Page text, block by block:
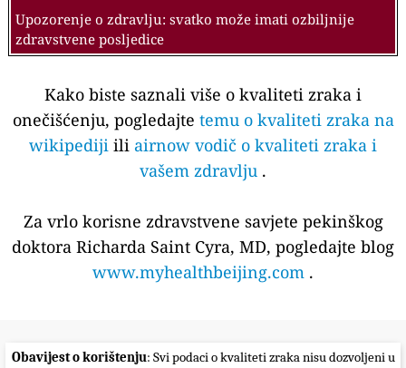
Upozorenje o zdravlju: svatko može imati ozbiljnije
zdravstvene posljedice
Kako biste saznali više o kvaliteti zraka i
onečišćenju, pogledajte temu o kvaliteti zraka na
wikipediji ili airnow vodič o kvaliteti zraka i
vašem zdravlju .
Za vrlo korisne zdravstvene savjete pekinškog
doktora Richarda Saint Cyra, MD, pogledajte blog
www.myhealthbeijing.com .
Obavijest o korištenju: Svi podaci o kvaliteti zraka nisu dozvoljeni u